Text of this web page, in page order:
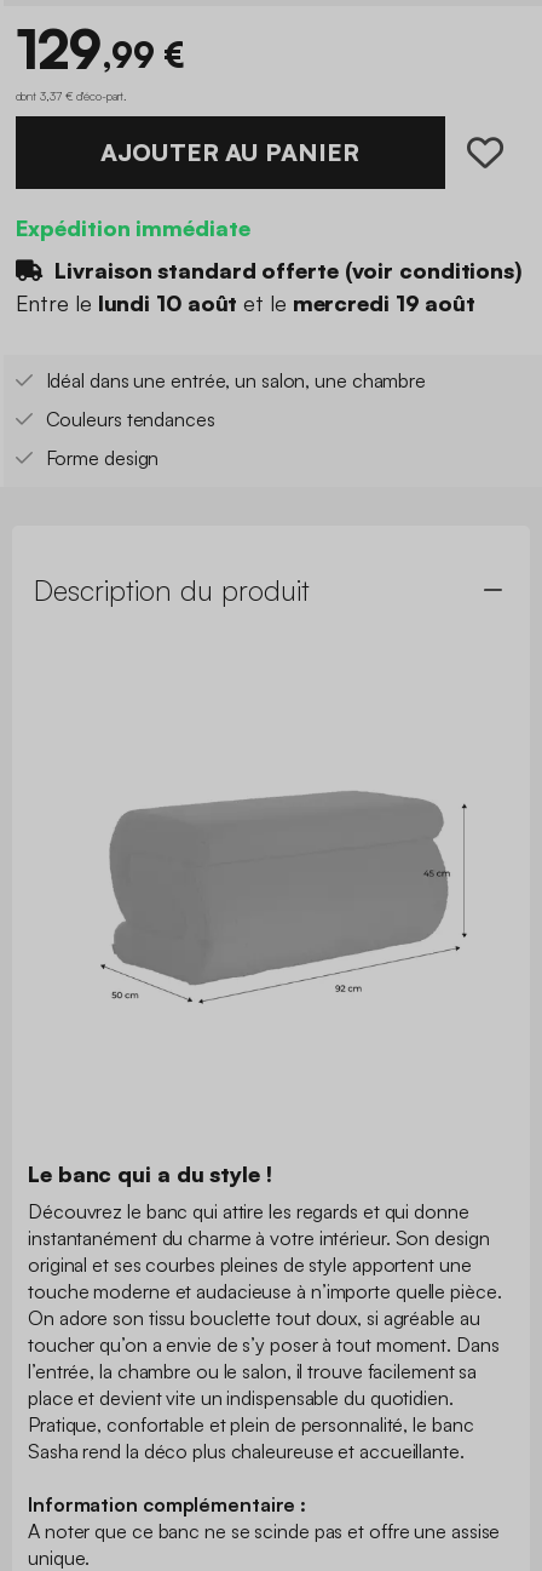
129,99 €
dont 3,37 € d'éco-part
AJOUTER AU PANIER
Expédition immédiate
Livraison standard offerte (voir conditions)
Entre le lundi 10 août et le mercredi 19 août
Idéal dans une entrée, un salon, une chambre
Couleurs tendances
Forme design
Description du produit
Le banc qui a du style !
Découvrez le banc qui attire les regards et qui donne
instantanément du charme à votre intérieur. Son design
original et ses courbes pleines de style apportent une
touche moderne et audacieuse à n’importe quelle pièce.
On adore son tissu bouclette tout doux, si agréable au
toucher qu’on a envie de s’y poser à tout moment. Dans
l’entrée, la chambre ou le salon, il trouve facilement sa
place et devient vite un indispensable du quotidien.
Pratique, confortable et plein de personnalité, le banc
Sasha rend la déco plus chaleureuse et accueillante.
Information complémentaire :
A noter que ce banc ne se scinde pas et offre une assise
unique.